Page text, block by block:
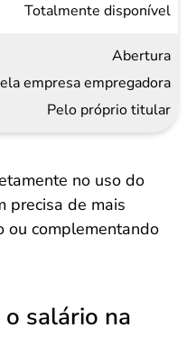
Totalmente disponível
Abertura
empresa empregadora
Pelo próprio titular
no uso do
precisa de mais
ou complementando
salário na